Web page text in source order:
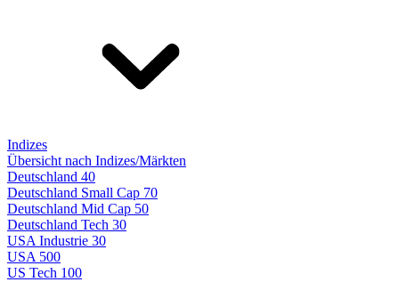
Indizes
Übersicht nach Indizes/Märkten
Deutschland 40
Deutschland Small Cap 70
Deutschland Mid Cap 50
Deutschland Tech 30
USA Industrie 30
USA 500
US Tech 100